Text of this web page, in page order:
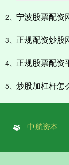
2、 宁波股票配资
3、 正规配资炒股
4、 正规股票配资
5、 炒股加杠杆怎
中航资本